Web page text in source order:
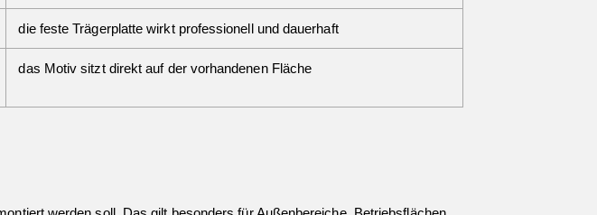
die feste Trägerplatte wirkt professionell und dauerhaft
das Motiv sitzt direkt auf der vorhandenen Fläche